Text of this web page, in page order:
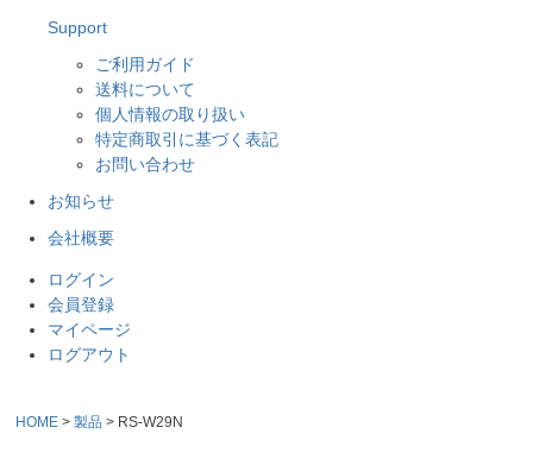
Support
ご利用ガイド
送料について
個人情報の取り扱い
特定商取引に基づく表記
お問い合わせ
お知らせ
会社概要
ログイン
会員登録
マイページ
ログアウト
HOME 製品 RS-W29N